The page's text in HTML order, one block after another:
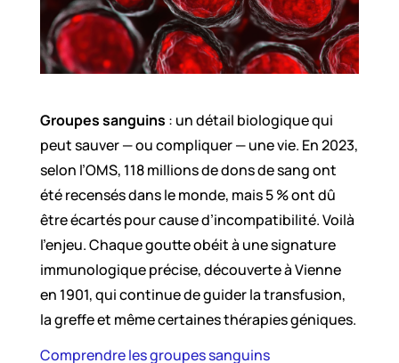
Groupes sanguins : un détail biologique qui
peut sauver — ou compliquer — une vie. En 2023,
selon l’OMS, 118 millions de dons de sang ont
été recensés dans le monde, mais 5 % ont dû
être écartés pour cause d’incompatibilité. Voilà
l’enjeu. Chaque goutte obéit à une signature
immunologique précise, découverte à Vienne
en 1901, qui continue de guider la transfusion,
la greffe et même certaines thérapies géniques.
Comprendre les groupes sanguins